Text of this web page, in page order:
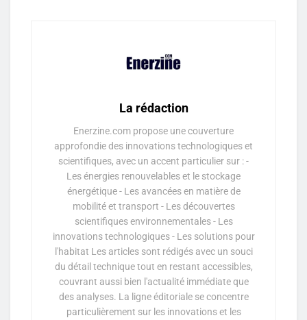
La rédaction
Enerzine.com propose une couverture
approfondie des innovations technologiques et
scientifiques, avec un accent particulier sur : -
Les énergies renouvelables et le stockage
énergétique - Les avancées en matière de
mobilité et transport - Les découvertes
scientifiques environnementales - Les
innovations technologiques - Les solutions pour
l'habitat Les articles sont rédigés avec un souci
du détail technique tout en restant accessibles,
couvrant aussi bien l'actualité immédiate que
des analyses. La ligne éditoriale se concentre
particulièrement sur les innovations et les